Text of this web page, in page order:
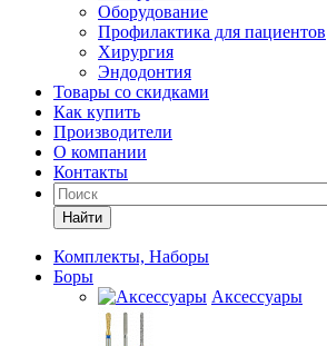
Оборудование
Профилактика для пациентов
Хирургия
Эндодонтия
Товары со скидками
Как купить
Производители
О компании
Контакты
Найти
Комплекты, Наборы
Боры
Аксессуары